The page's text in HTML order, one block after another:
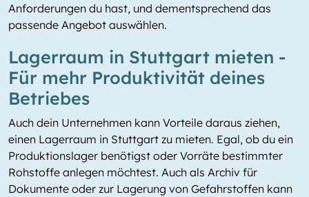
Anforderungen du hast, und dementsprechend das
passende Angebot auswählen.
Lagerraum in Stuttgart mieten -
Für mehr Produktivität deines
Betriebes
Auch dein Unternehmen kann Vorteile daraus ziehen,
einen Lagerraum in Stuttgart zu mieten. Egal, ob du ein
Produktionslager benötigst oder Vorräte bestimmter
Rohstoffe anlegen möchtest. Auch als Archiv für
Dokumente oder zur Lagerung von Gefahrstoffen kann